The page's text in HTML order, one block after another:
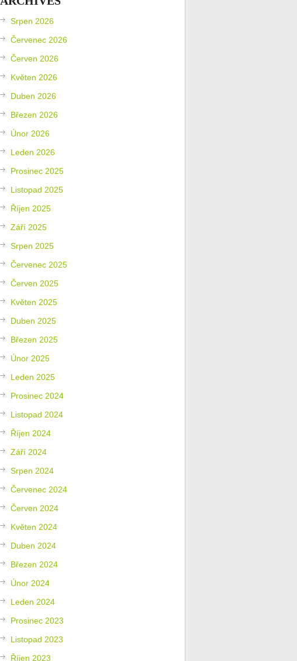
Srpen 2026
Červenec 2026
Červen 2026
Květen 2026
Duben 2026
Březen 2026
Únor 2026
Leden 2026
Prosinec 2025
Listopad 2025
Říjen 2025
Září 2025
Srpen 2025
Červenec 2025
Červen 2025
Květen 2025
Duben 2025
Březen 2025
Únor 2025
Leden 2025
Prosinec 2024
Listopad 2024
Říjen 2024
Září 2024
Srpen 2024
Červenec 2024
Červen 2024
Květen 2024
Duben 2024
Březen 2024
Únor 2024
Leden 2024
Prosinec 2023
Listopad 2023
Říjen 2023